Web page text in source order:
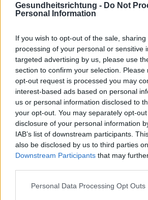
Gesundheitsrichtung - Do Not
Personal Information
If you wish to opt-out of the sale,
processing of your personal or sensitive
targeted advertising by us, please use
section to confirm your selection.
opt-out request is processed you may
interest-based ads based on personal
us or personal information disclosed to
your opt-out. You may separately opt-
disclosure of your personal information
IAB’s list of downstream participants.
also be disclosed by us to third parties
Downstream Participants that may
Please note that this website/app uses
Personal Data Processing Opt Outs
Interessant? Teilen sie es
Möchten Sie auf dem Laufenden
Folgen Sie uns auf
ZUGEHÖRIG
Themen Halswirbelsäule-schmerzen
Sehen Sie es auch auf english